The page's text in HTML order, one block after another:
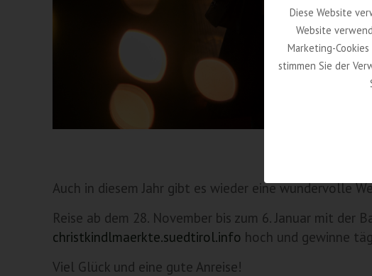
Auch in diesem Jahr gibt es wieder eine wundervolle
Reise ab dem 28. November bis zum 6. Januar mit
christkindlmaerkte.suedtirol.info hoch und gewinne
Viel Glück und eine gute Anreise!
Diese Website
Website
Marketing-
stimmen Sie der